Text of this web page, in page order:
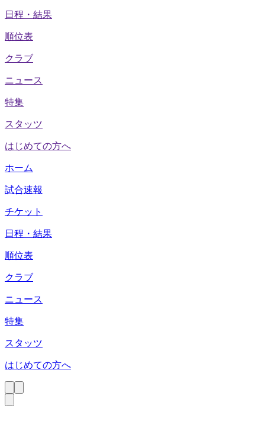
日程・結果
順位表
クラブ
ニュース
特集
スタッツ
はじめての方へ
ホーム
試合速報
チケット
日程・結果
順位表
クラブ
ニュース
特集
スタッツ
はじめての方へ